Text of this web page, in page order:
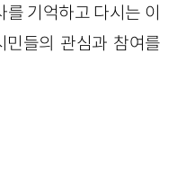
기억하고 다시는 이
들의 관심과 참여를